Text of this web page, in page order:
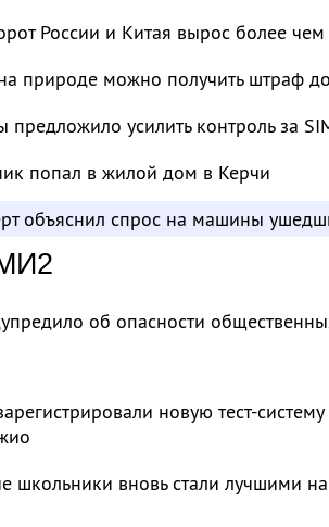
России и Китая вырос более чем
природе можно получить штраф
усилить контроль за
попал в жилой дом в Керчи
объяснил спрос на машины
об опасности
новую тест-
школьники вновь стали лучшими